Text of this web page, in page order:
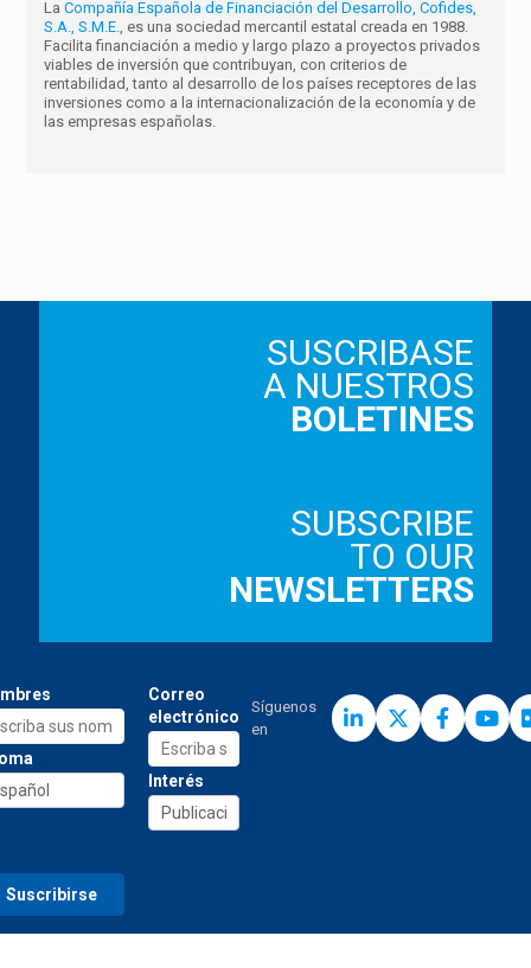
La Compañía Española de Financiación del Desarrollo, Cofides,
S.A., S.M.E., es una sociedad mercantil estatal creada en 1988.
Facilita financiación a medio y largo plazo a proyectos privados
viables de inversión que contribuyan, con criterios de
rentabilidad, tanto al desarrollo de los países receptores de las
inversiones como a la internacionalización de la economía y de
las empresas españolas.
SUSCRIBASE
A NUESTROS
BOLETINES
SUBSCRIBE
TO OUR
NEWSLETTERS
Correo
electrónico
Interés
Síguenos
en